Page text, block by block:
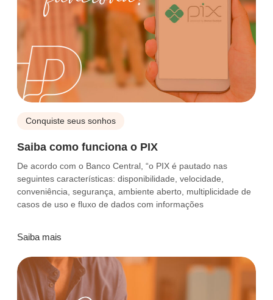
Conquiste seus sonhos
Saiba como funciona o PIX
De acordo com o Banco Central, “o PIX é pautado nas
seguintes características: disponibilidade, velocidade,
conveniência, segurança, ambiente aberto, multiplicidade de
casos de uso e fluxo de dados com informações
Saiba mais